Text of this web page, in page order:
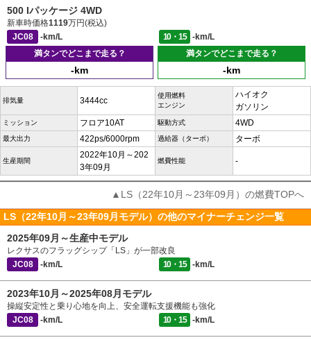
500 Iパッケージ 4WD
新車時価格1119万円(税込)
JC08
-km/L 10・15
-km/L
満タンでどこまで走る？
-km
満タンでどこまで走る？
-km
排気量 3444cc
使用燃料
エンジン
ハイオク
ガソリン
ミッション フロア10AT 駆動方式 4WD
最大出力 422ps/6000rpm 過給器（ターボ） ターボ
生産期間
2022年10月～202
3年09月
燃費性能 -
▲LS（22年10月～23年09月）の燃費TOPへ
LS（22年10月～23年09月モデル）の他のマイナーチェンジ一覧
2025年09月～生産中モデル
レクサスのフラッグシップ「LS」が一部改良
JC08
-km/L 10・15 -km/L
2023年10月～2025年08月モデル
操縦安定性と乗り心地を向上、安全運転支援機能も強化
JC08
-km/L 10・15 -km/L